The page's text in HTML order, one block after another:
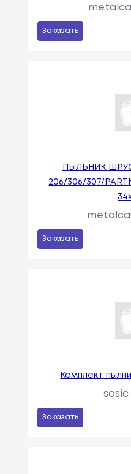
Заказать
ПЫЛЬНИК
206/306/307/
Заказать
Комплект
sasic
Заказать